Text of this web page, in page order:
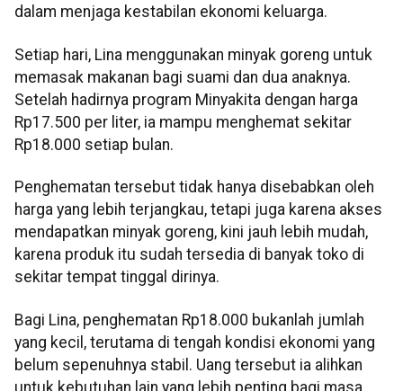
dalam menjaga kestabilan ekonomi keluarga.
Setiap hari, Lina menggunakan minyak goreng untuk
memasak makanan bagi suami dan dua anaknya.
Setelah hadirnya program Minyakita dengan harga
Rp17.500 per liter, ia mampu menghemat sekitar
Rp18.000 setiap bulan.
Penghematan tersebut tidak hanya disebabkan oleh
harga yang lebih terjangkau, tetapi juga karena akses
mendapatkan minyak goreng, kini jauh lebih mudah,
karena produk itu sudah tersedia di banyak toko di
sekitar tempat tinggal dirinya.
Bagi Lina, penghematan Rp18.000 bukanlah jumlah
yang kecil, terutama di tengah kondisi ekonomi yang
belum sepenuhnya stabil. Uang tersebut ia alihkan
untuk kebutuhan lain yang lebih penting bagi masa